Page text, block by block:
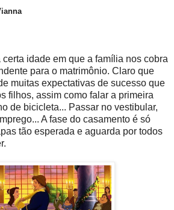
idade em que a família nos cobra
para o matrimônio. Claro que
muitas expectativas de sucesso que
filhos, assim como falar a primeira
de bicicleta... Passar no vestibular,
A fase do casamento é só
tão esperada e aguarda por todos